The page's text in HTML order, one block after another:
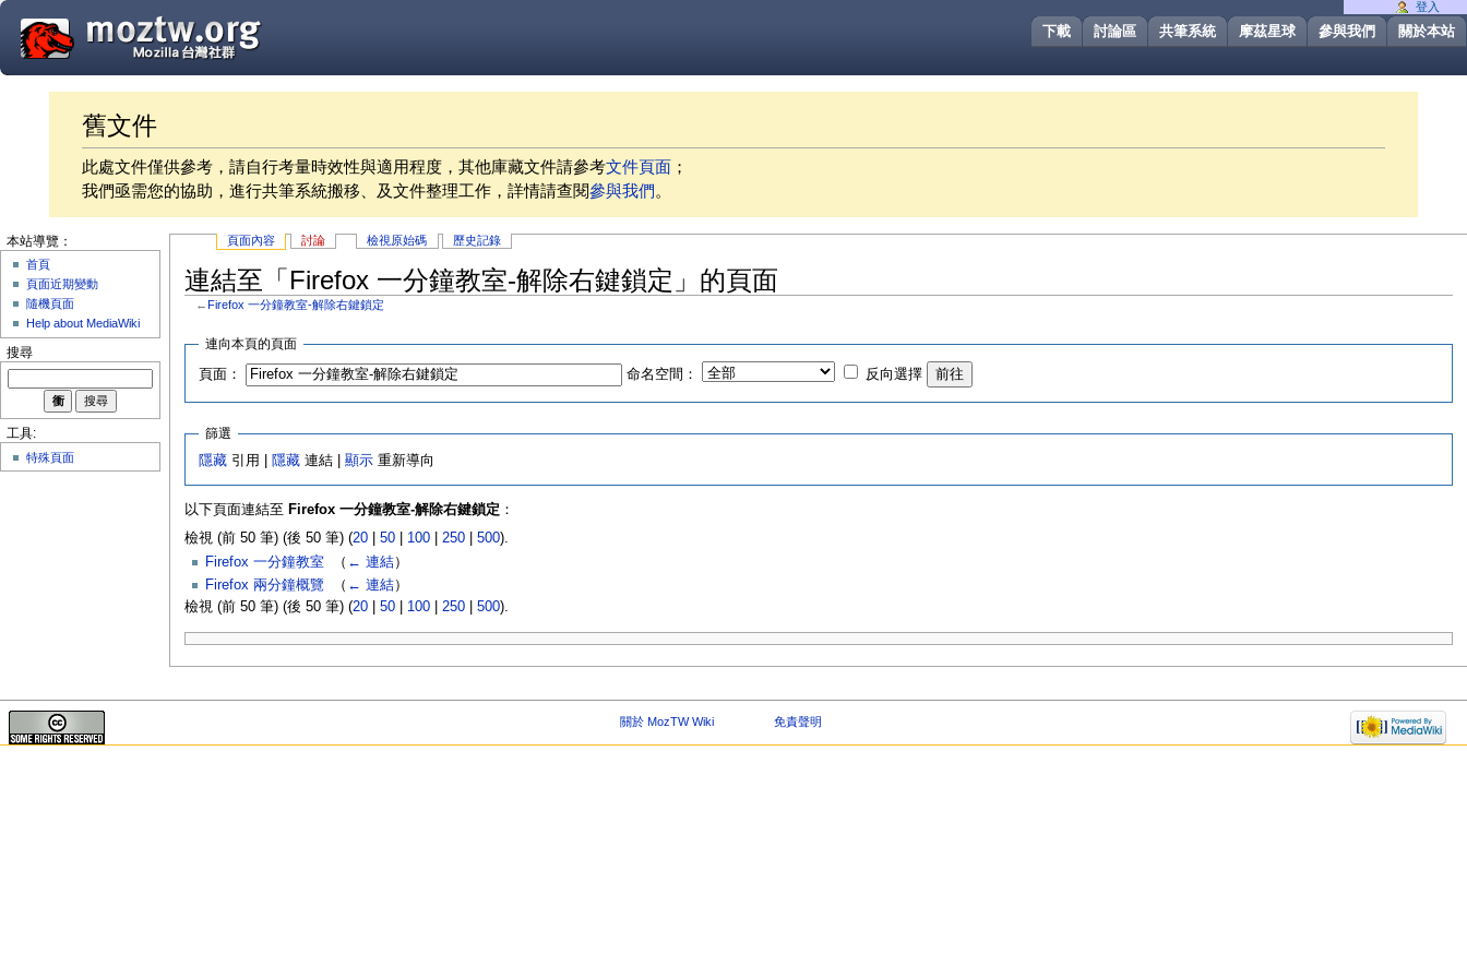
關於本站
參與我們
摩茲星球
共筆系統
討論區
下載
舊文件
此處文件僅供參考，請自行考量時效性與適用程度，其他庫藏文件請參考文件頁面 ；
我們亟需您的協助，進行共筆系統搬移、及文件整理工作，詳情請查閱參與我們。
頁面內容 討論 檢視原始碼 歷史記錄
連結至「Firefox 一分鐘教室-解除右鍵鎖定」的頁面
← Firefox 一分鐘教室-解除右鍵鎖定
連向本頁的頁面
頁面： 命名空間： 反向選擇
篩選
隱藏 引用 | 隱藏 連結 |顯示 重新導向
以下頁面連結至 Firefox 一分鐘教室-解除右鍵鎖定 ：
檢視 (前 50 筆) (後 50 筆) (20| 50| 100| 250| 500).
Firefox 一分鐘教室‎ （ ← 連結）
Firefox 兩分鐘概覽‎ （ ← 連結）
檢視 (前 50 筆) (後 50 筆) (20| 50| 100| 250| 500).
登入
本站導覽：
首頁
頁面近期變動
隨機頁面
Help about MediaWiki
搜尋
工具:
特殊頁面
關於 MozTW Wiki 免責聲明